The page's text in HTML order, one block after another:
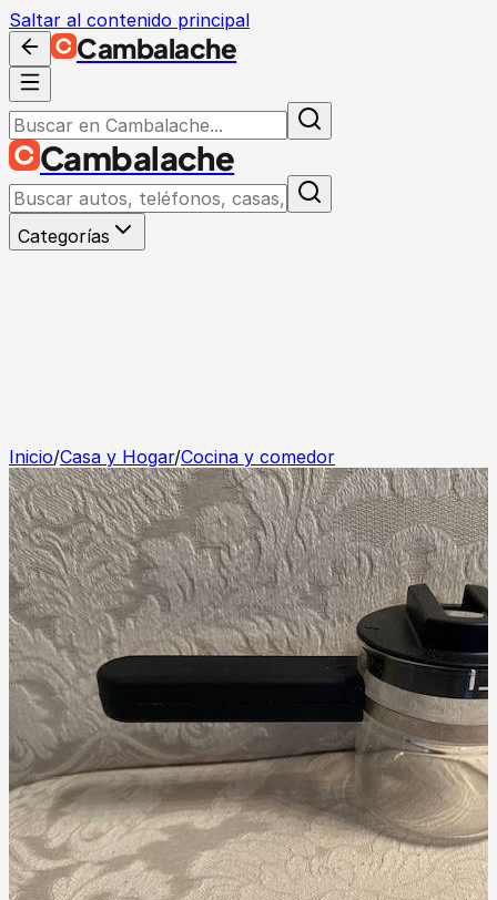
Saltar al contenido principal
Cambalache
Cambalache
Categorías
Inicio/Casa y Hogar/Cocina y comedor